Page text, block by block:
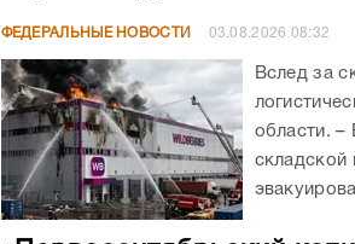
ФЕДЕРАЛЬНЫЕ НОВОСТИ 03.08.2026 08:32
Вслед за
области.